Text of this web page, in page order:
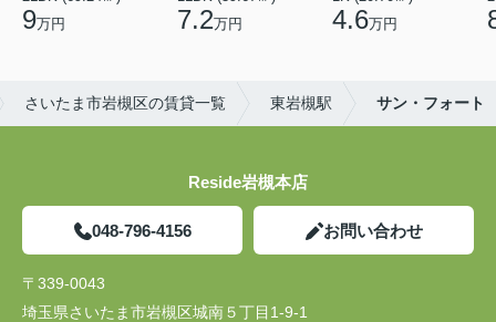
9万円 7.2万円 4.6万円
さいたま市岩槻区の賃貸一覧 東岩槻駅 サン・フォート
Reside岩槻本店
048-796-4156 お問い合わせ
〒339-0043
埼玉県さいたま市岩槻区城南５丁目1-9-1